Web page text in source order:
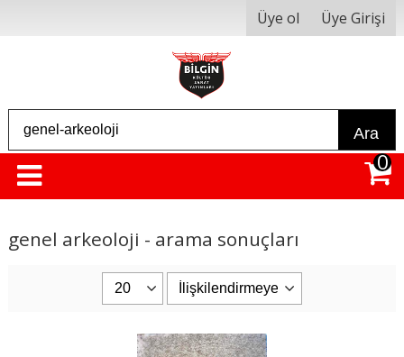
Üye ol Üye Girişi
Ara
0
genel arkeoloji - arama sonuçları